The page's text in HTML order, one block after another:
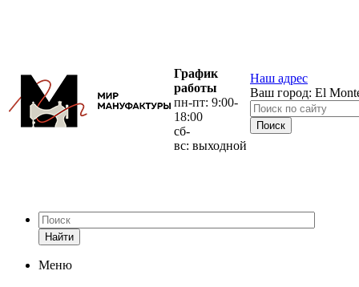
График
работы
пн-пт: 9:00-
18:00
сб-
вс: выходной
Наш адрес
Ваш город: El
Найти
Меню